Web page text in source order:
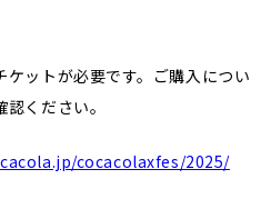
ットが必要です。ご購入につい
ください。
cocacolaxfes/2025/